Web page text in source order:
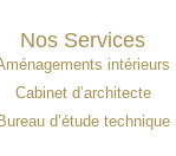
Nos Services
intérieurs
Cabinet d’architecte
Bureau d’étude technique